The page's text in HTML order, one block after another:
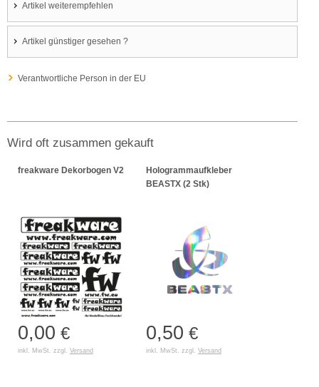
Artikel weiterempfehlen
Artikel günstiger gesehen ?
Verantwortliche Person in der EU
Wird oft zusammen gekauft
freakware Dekorbogen V2
0,00 €
inkl. MwSt. zzgl. Versand
Hologrammaufkleber
BEASTX (2 Stk)
0,50 €
inkl. MwSt. zzgl. Versand